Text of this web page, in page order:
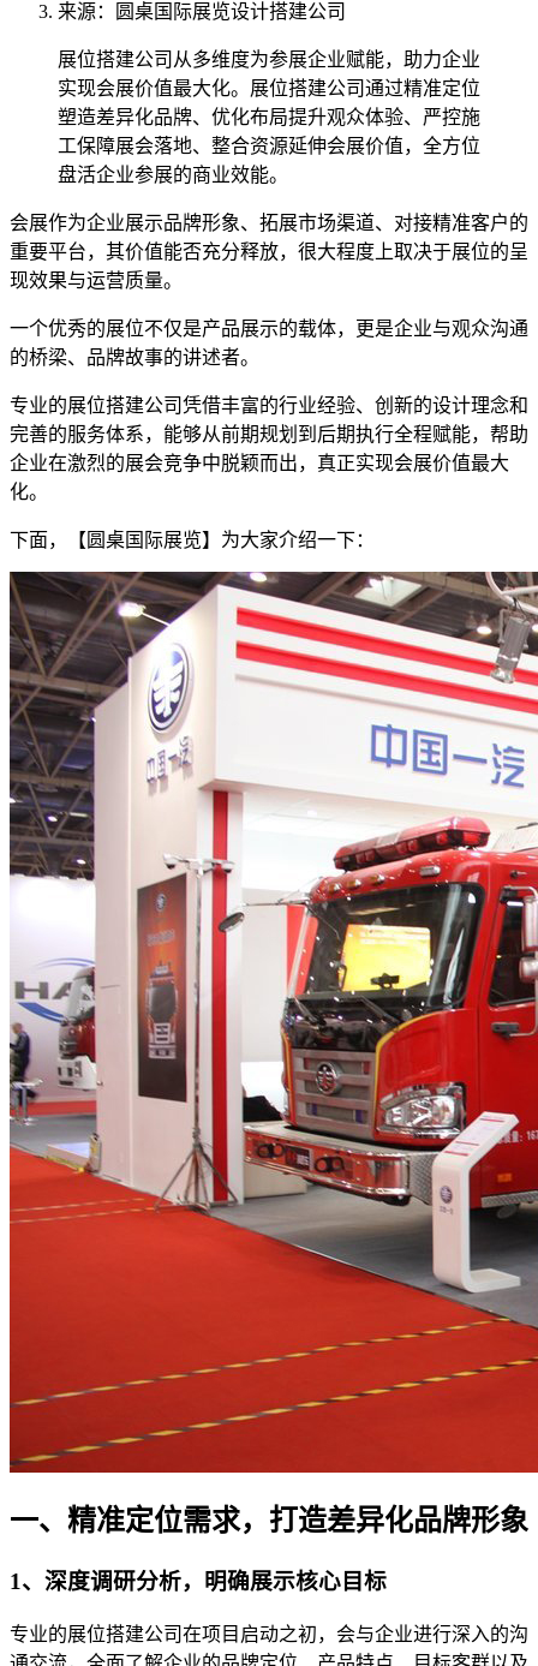
来源：圆桌国际展览设计搭建公司
展位搭建公司从多维度为参展企业赋能，助力企业
实现会展价值最大化。展位搭建公司通过精准定位
塑造差异化品牌、优化布局提升观众体验、严控施
工保障展会落地、整合资源延伸会展价值，全方位
盘活企业参展的商业效能。
会展作为企业展示品牌形象、拓展市场渠道、对接精准客户的
重要平台，其价值能否充分释放，很大程度上取决于展位的呈
现效果与运营质量。
一个优秀的展位不仅是产品展示的载体，更是企业与观众沟通
的桥梁、品牌故事的讲述者。
专业的展位搭建公司凭借丰富的行业经验、创新的设计理念和
完善的服务体系，能够从前期规划到后期执行全程赋能，帮助
企业在激烈的展会竞争中脱颖而出，真正实现会展价值最大
化。
下面，【圆桌国际展览】为大家介绍一下：
一、精准定位需求，打造差异化品牌形象
1、深度调研分析，明确展示核心目标
专业的展位搭建公司在项目启动之初，会与企业进行深入的沟